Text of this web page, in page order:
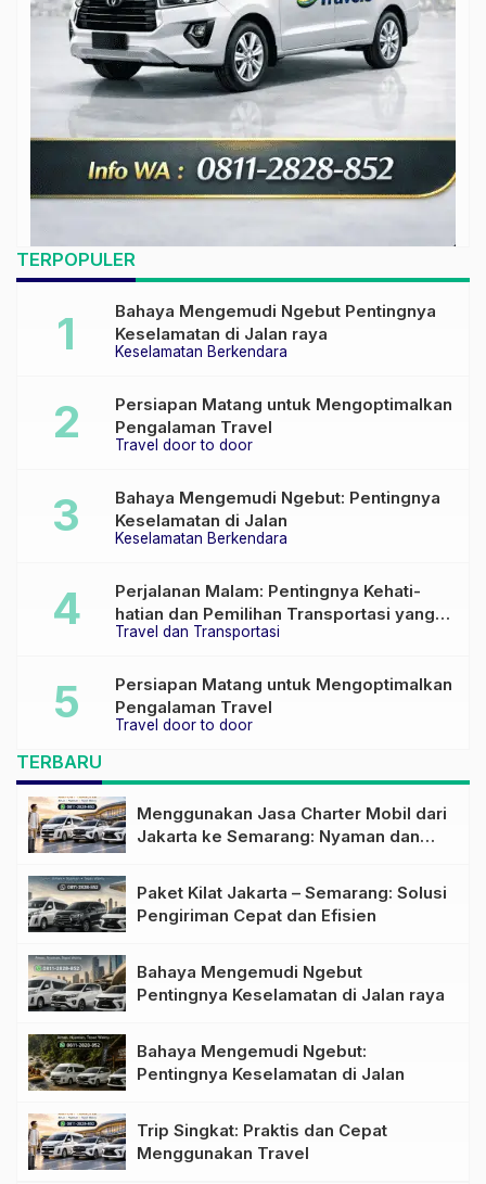
TERPOPULER
Keselamatan Berkendara
Bahaya Mengemudi Ngebut Pentingnya
Keselamatan di Jalan raya
Travel door to door
Persiapan Matang untuk Mengoptimalkan
Pengalaman Travel
Keselamatan Berkendara
Bahaya Mengemudi Ngebut: Pentingnya
Keselamatan di Jalan
Travel dan Transportasi
Perjalanan Malam: Pentingnya Kehati-
hatian dan Pemilihan Transportasi yang
Tepat
Travel door to door
Persiapan Matang untuk Mengoptimalkan
Pengalaman Travel
TERBARU
Menggunakan Jasa Charter Mobil dari
Jakarta ke Semarang: Nyaman dan
Paket Kilat Jakarta – Semarang: Solusi
Pengiriman Cepat dan Efisien
Bahaya Mengemudi Ngebut
Pentingnya Keselamatan di Jalan raya
Bahaya Mengemudi Ngebut:
Pentingnya Keselamatan di Jalan
Trip Singkat: Praktis dan Cepat
Menggunakan Travel